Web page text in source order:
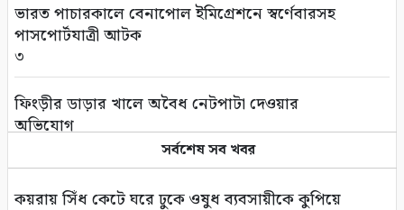
ভারত পাচারকালে বেনাপোল ইমিগ্রেশনে স্বর্ণেবারসহ
পাসপোর্টযাত্রী আটক
৩
ফিংড়ীর ডাড়ার খালে অবৈধ নেটপাটা দেওয়ার
অভিযোগ
তালায় বিল থেকে যুবকের মৃতদেহ উদ্ধার
সর্বশেষ সব খবর
কয়রায় সিঁধ কেটে ঘরে ঢুকে ওষুধ ব্যবসায়ীকে কুপিয়ে